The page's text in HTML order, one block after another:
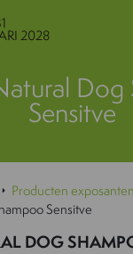
2028
Dog
Sensitve
Producten exposanten
Sensitve
DOG